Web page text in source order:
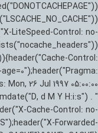
LiteSpeed-Control: no-
Control:
26 Jul 1997 05:00:00
d M Y H:i:s") . "
Cache-Control: no-
Forwarded-